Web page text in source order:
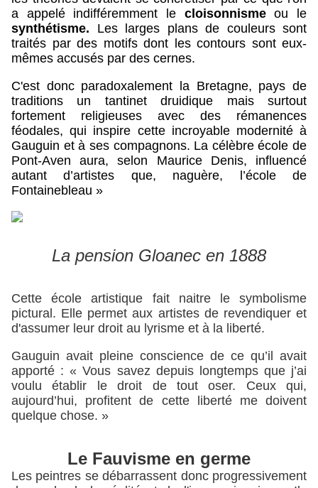
a appelé indifféremment le cloisonnismeou le
synthétisme. Les larges plans de couleurs sont
traités par des motifs dont les contours sont eux-
mêmes accusés par des cernes.
C'est donc paradoxalement la Bretagne, pays de
traditions un tantinet druidique mais surtout
fortement religieuses avec des rémanences
féodales, qui inspire cette incroyable modernité à
Gauguin et à ses compagnons. La célèbre école de
Pont-Aven aura, selon Maurice Denis, influencé
autant d’artistes que, naguère, l’école de
Fontainebleau »
La pension Gloanec en 1888
Cette école artistique fait naitre le symbolisme
pictural. Elle permet aux artistes de revendiquer et
d'assumer leur droit au lyrisme et à la liberté.
Gauguin avait pleine conscience de ce qu’il avait
apporté :« Vous savez depuis longtemps que j’ai
voulu établir le droit de tout oser. Ceux qui,
aujourd’hui, profitent de cette liberté me doivent
quelque chose. »
Le Fauvisme en germe
Les peintres se débarrassent donc progressivement